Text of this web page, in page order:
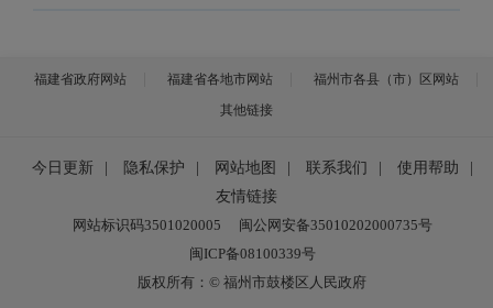
福建省政府网站 福建省各地市网站
福州市各县（市）区网站
其他链接
今日更新 隐私保护 网站地图 联系我们 使用帮助
友情链接
网站标识码3501020005
闽公网安备35010202000735号
闽ICP备08100339号
版权所有：© 福州市鼓楼区人民政府